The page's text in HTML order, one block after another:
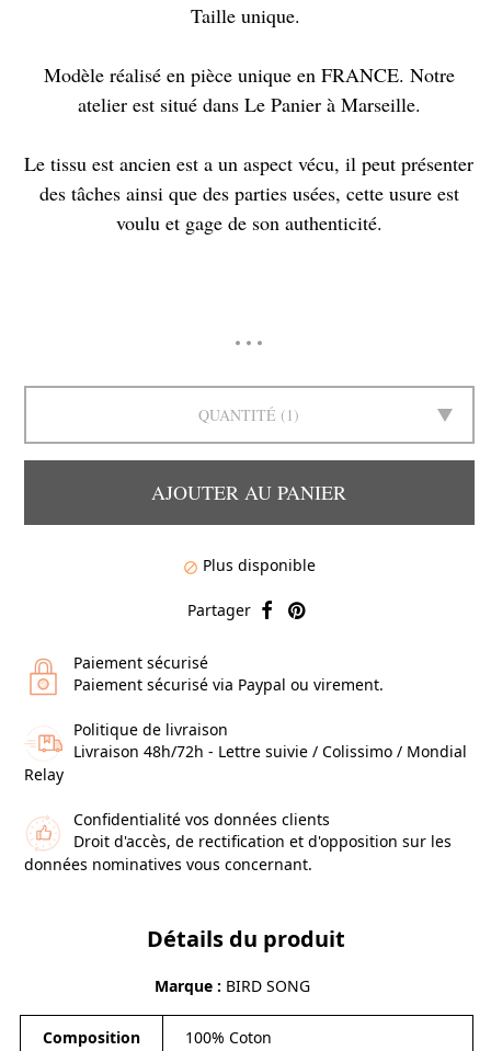
Taille unique.
Modèle réalisé en pièce unique en FRANCE. Notre
atelier est situé dans Le Panier à Marseille.
Le tissu est ancien est a un aspect vécu, il peut présenter
des tâches ainsi que des parties usées, cette usure est
voulu et gage de son authenticité.
QUANTITÉ 1
AJOUTER AU PANIER
 Plus disponible
Partager
Paiement sécurisé
Paiement sécurisé via Paypal ou virement.
Politique de livraison
Livraison 48h/72h - Lettre suivie / Colissimo / Mondial
Relay
Confidentialité vos données clients
Droit d'accès, de rectification et d'opposition sur les
données nominatives vous concernant.
Détails du produit
Marque BIRD SONG
Composition 100% Coton